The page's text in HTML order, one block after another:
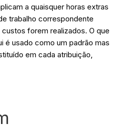
a quaisquer horas extras
trabalho correspondente
forem realizados. O que
é usado como um padrão mas
em cada atribuição,